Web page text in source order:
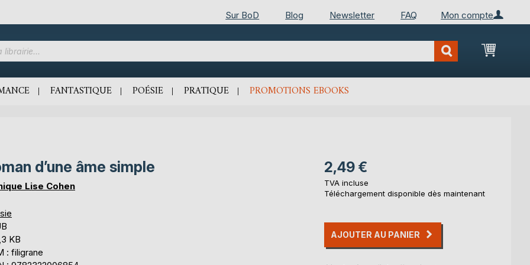
Mon compte
Sur BoD Blog Newsletter FAQ
Mon
FANTASTIQUE POÉSIE PRATIQUE PROMOTIONS EBOOKS
d’une âme simple
Lise Cohen
KB
: filigrane
2,49 €
TVA incluse
Téléchargement disponible dès maintenant
AJOUTER AU PANIER